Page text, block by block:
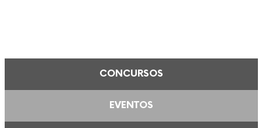
CONCURSOS
EVENTOS